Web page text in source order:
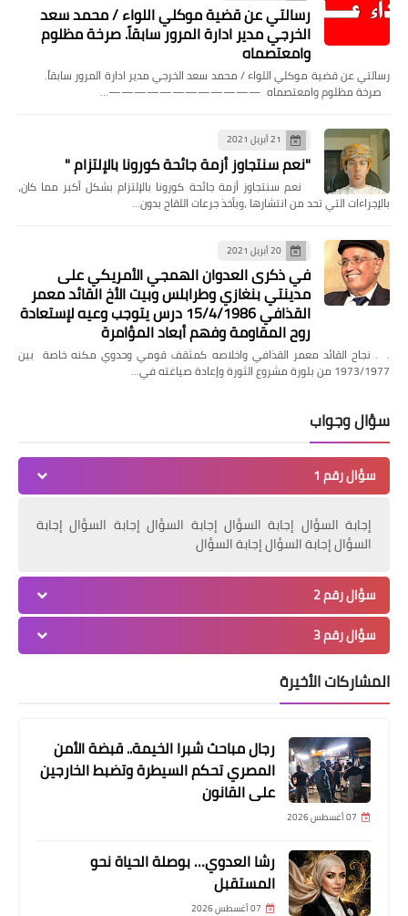
مقالات
د. المدحاني يبحث مع ممثلي البعثة
الدولية للجنة الصليب الأحمر بالقاهرة
جهود تحقيق التنمية المستدامة
اسعار الذهب
1-2022..سعر الدينار مقابل الدولار
الامريكي
رسالتي عن قضية موكلي اللواء / محمد سعد
الخرجي مدير ادارة المرور سابقاً. صرخة مظلوم
وامعتصماه
رسالتي عن قضية موكلي اللواء / محمد سعد الخرجي مدير ادارة المرور سابقاً.
صرخة مظلوم وامعتصماه ————————————…
21 أبريل 2021
"نعم سنتجاوز أزمة جائحة كورونا بالإلتزام "
‏ نعم سنتجاوز أزمة جائحة كورونا بالإلتزام بشكل أكبر مما كان،
بالإجراءات التي تحد من انتشارها ،وبأخذ جرعات اللقاح بدون…
20 أبريل 2021
في ذكرى العدوان الهمجي الأمريكي على
مدينتي بنغازي وطرابلس وبيت الأخ القائد معمر
القذافي 15/4/1986 درس يتوجب وعيه لإستعادة
روح المقاومة وفهم أبعاد المؤامرة
. . نجاح القائد معمر القذافي واخلاصه كمثقف قومي وحدوي مكنه خاصة بين
1973/1977 من بلورة مشروع الثورة وإعادة صياغته في…
سؤال وجواب
سؤال رقم 1
إجابة السؤال إجابة السؤال إجابة السؤال إجابة السؤال إجابة
السؤال إجابة السؤال إجابة السؤال
سؤال رقم 2
سؤال رقم 3
المشاركات الأخيرة
رجال مباحث شبرا الخيمة.. قبضة الأمن
المصري تحكم السيطرة وتضبط الخارجين
على القانون
07 أغسطس 2026
رشا العدوي… بوصلة الحياة نحو
المستقبل
07 أغسطس 2026